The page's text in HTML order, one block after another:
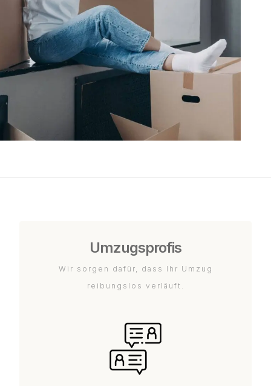
Umzugsprofis
Wir sorgen dafür, dass Ihr Umzug
reibungslos verläuft.